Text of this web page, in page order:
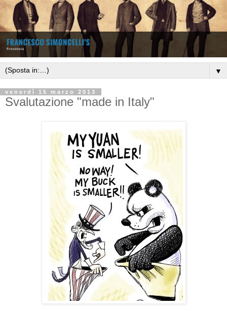
▼
venerdì 15 marzo 2013
Svalutazione "made in Italy"